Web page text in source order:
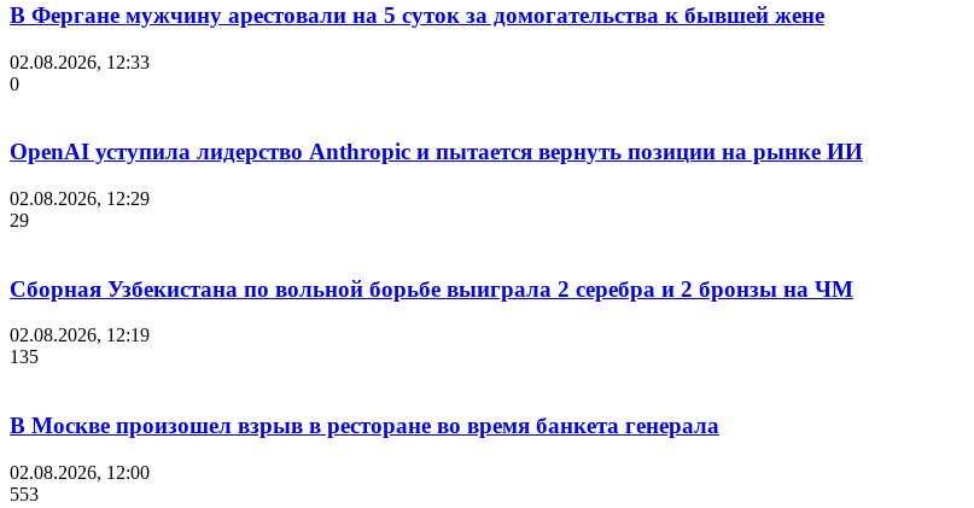
В Фергане мужчину арестовали на 5 суток за домогательства к бывшей жене
02.08.2026, 12:33
0
OpenAI уступила лидерство Anthropic и пытается вернуть позиции на рынке ИИ
02.08.2026, 12:29
29
Сборная Узбекистана по вольной борьбе выиграла 2 серебра и 2 бронзы на ЧМ
02.08.2026, 12:19
135
В Москве произошел взрыв в ресторане во время банкета генерала
02.08.2026, 12:00
553